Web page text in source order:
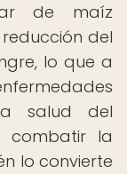
de maíz
del
lo que a
salud del
combatir la
lo convierte